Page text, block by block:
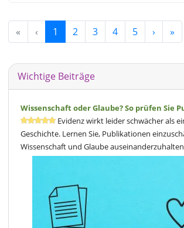
« ‹ 1 2 3 4 5 › »
Wichtige Beiträge
Wissenschaft oder Glaube? So prüfen Sie
Evidenz wirkt leider schwächer als
Geschichte. Lernen Sie, Publikationen
Wissenschaft und Glaube